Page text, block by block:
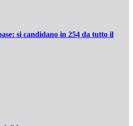
si candidano in 254 da tutto il